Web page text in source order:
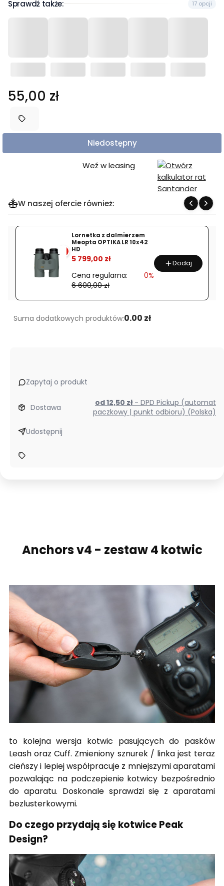
Sprawdź także: 17 opcji
Cena
55,00 zł
Niedostępny
Weź w leasing
W naszej ofercie również:
Lornetka z dalmierzem
Meopta OPTIKA LR 10x42
HD
5 799,00 zł
Cena regularna:
6 600,00 zł
0%
Dodaj
Suma dodatkowych produktów:0.00 zł
Zapytaj o produkt
Dostawa od 12,50 zł - DPD Pickup (automat
paczkowy | punkt odbioru) (Polska)
Udostępnij
Anchors v4 - zestaw 4 kotwic
to kolejna wersja kotwic pasujących do pasków
Leash oraz Cuff. Zmieniony sznurek / linka jest teraz
cieńszy i lepiej współpracuje z mniejszymi aparatami
pozwalając na podczepienie kotwicy bezpośrednio
do aparatu. Doskonale sprawdzi się z aparatami
bezlusterkowymi.
Do czego przydają się kotwice Peak
Design?